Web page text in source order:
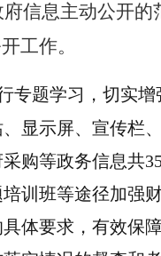
信息主动公开的
工作。
专题学习，切实增
显示屏、宣传栏
购等政务信息共
训班等途径加强
体要求，有效保